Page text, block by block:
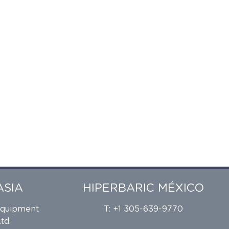
HIPERBARIC MÉXICO
T: +1 305-639-9770